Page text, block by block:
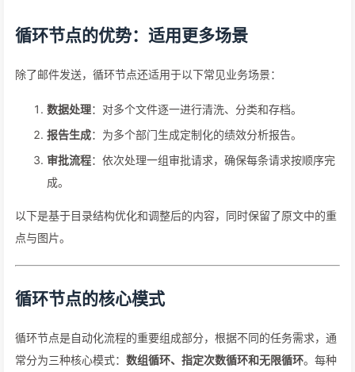
循环节点的优势：适用更多场景
除了邮件发送，循环节点还适用于以下常见业务场景：
数据处理：对多个文件逐一进行清洗、分类和存档。
报告生成：为多个部门生成定制化的绩效分析报告。
审批流程：依次处理一组审批请求，确保每条请求按顺序完
成。
以下是基于目录结构优化和调整后的内容，同时保留了原文中的重
点与图片。
循环节点的核心模式
循环节点是自动化流程的重要组成部分，根据不同的任务需求，通
常分为三种核心模式： 数组循环、指定次数循环和无限循环。每种